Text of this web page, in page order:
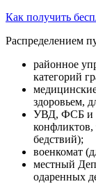
Как получить
Распределением
районное
категорий
здоровьем,
УВД, ФСБ и
бедствий);
военкомат
местный
одаренных